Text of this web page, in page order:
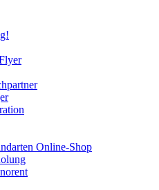
Online-Shop